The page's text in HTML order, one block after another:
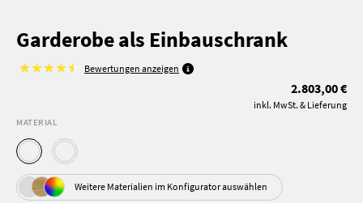
Garderobe als Einbauschrank
Bewertungen anzeigen
2.803,00 €
inkl. MwSt. & Lieferung
MATERIAL
Weitere Materialien im Konfigurator auswählen